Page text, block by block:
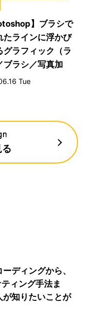
】ブラシで
たラインに浮かび
グラフィック（ラ
ブラシ／写真加
Tue
ディングから、
ィング手法ま
知りたいことが